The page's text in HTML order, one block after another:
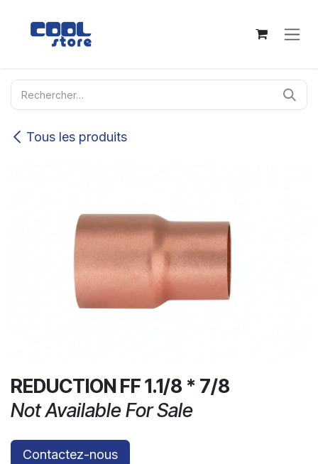
Tous les produits
REDUCTION FF 1.1/8 * 7/8
Not Available For Sale
Contactez-nous